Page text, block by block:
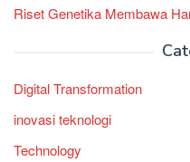
Riset Genetika Membawa
Digital Transformation
inovasi teknologi
Technology